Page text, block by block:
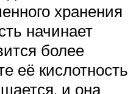
хранения
начинает
более
её кислотность
и она